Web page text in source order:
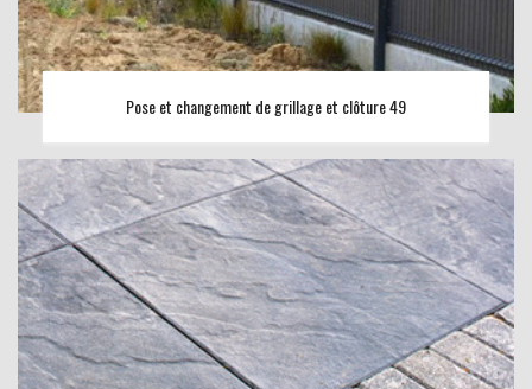
Pose et changement de grillage et clôture 49